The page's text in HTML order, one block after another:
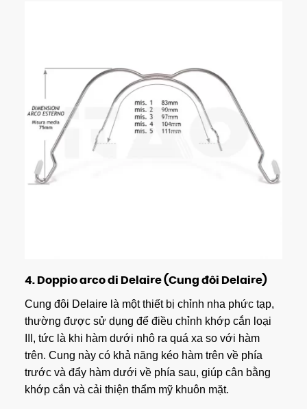
4. Doppio arco di Delaire (Cung đôi Delaire)
Cung đôi Delaire là một thiết bị chỉnh nha phức tạp,
thường được sử dụng để điều chỉnh khớp cắn loại
III, tức là khi hàm dưới nhô ra quá xa so với hàm
trên. Cung này có khả năng kéo hàm trên về phía
trước và đẩy hàm dưới về phía sau, giúp cân bằng
khớp cắn và cải thiện thẩm mỹ khuôn mặt.